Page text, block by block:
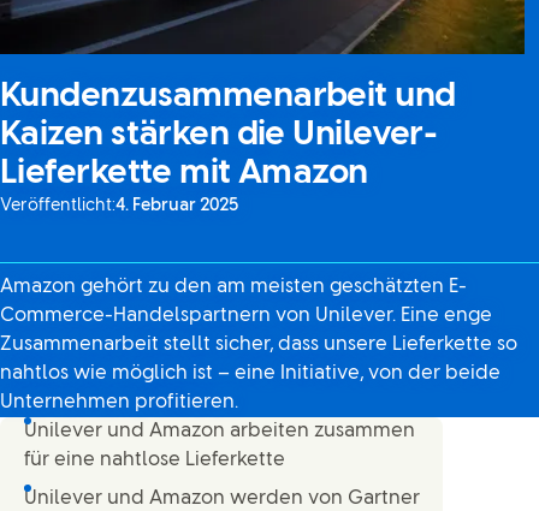
Kundenzusammenarbeit und
Kaizen stärken die Unilever-
Lieferkette mit Amazon
Veröffentlicht:4. Februar 2025
Amazon gehört zu den am meisten geschätzten E-
Commerce-Handelspartnern von Unilever. Eine enge
Zusammenarbeit stellt sicher, dass unsere Lieferkette so
nahtlos wie möglich ist – eine Initiative, von der beide
Unternehmen profitieren.
Unilever und Amazon arbeiten zusammen
für eine nahtlose Lieferkette
Unilever und Amazon werden von Gartner